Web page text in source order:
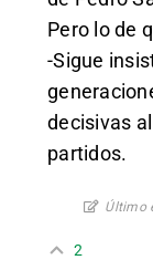
Pero lo de
-Sigue
decisivas
partidos.
Último
2